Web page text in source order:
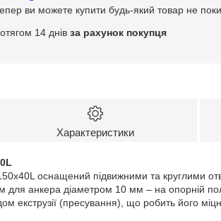
ви можете купити будь-який товар не
14 днів за рахунок покупця
Характеристики
оснащений підвижними та круглими
для анкера діаметром 10 мм – на опорній
екструзії (пресування), що робить його